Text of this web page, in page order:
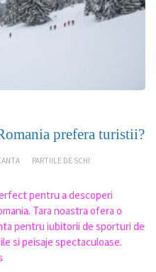
prefera turistii?
PARTIILE DE SCHI
pentru a descoperi
Tara noastra ofera o
pentru iubitorii de sporturi de
si peisaje spectaculoase.